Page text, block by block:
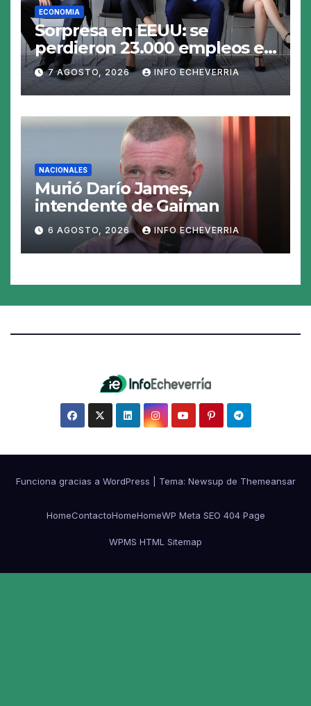
ECONOMIA
Sorpresa en EEUU: se
perdieron 23.000 empleos en
julio y el mercado recalcula
las perspectivas para las
tasas
7 AGOSTO, 2026 INFO ECHEVERRIA
NACIONALES
Murió Darío James,
intendente de Gaiman
6 AGOSTO, 2026 INFO ECHEVERRIA
Funciona gracias a WordPress Tema: Newsup de Themeansar
HomeContactoHomeHomeWP Meta SEO 404 Page
WPMS HTML Sitemap